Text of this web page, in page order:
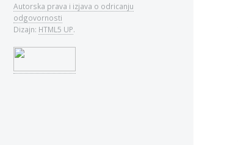
Autorska prava i izjava o odricanju
odgovornosti
Dizajn: HTML5 UP.